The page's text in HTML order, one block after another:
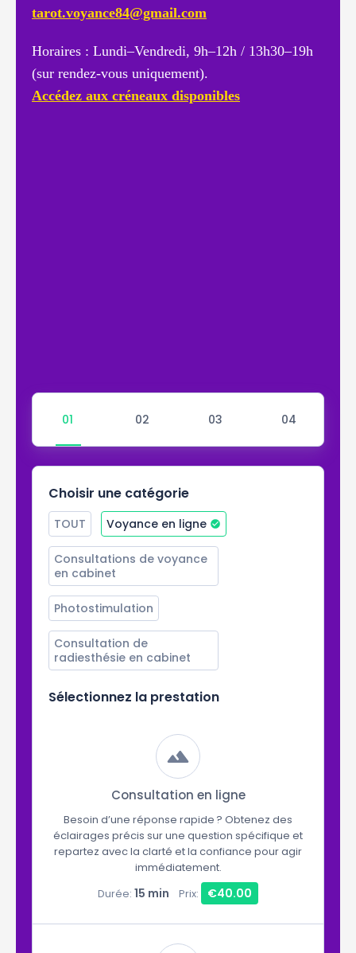
tarot.voyance84@gmail.com
Horaires : Lundi–Vendredi, 9h–12h / 13h30–19h
(sur rendez-vous uniquement).
Accédez aux créneaux disponibles
Choisir une catégorie
TOUT Voyance en ligne
Consultations de voyance
en cabinet
Photostimulation
Consultation de
radiesthésie en cabinet
Sélectionnez la prestation
Consultation en ligne
Besoin d’une réponse rapide ? Obtenez des
éclairages précis sur une question spécifique et
repartez avec la clarté et la confiance pour agir
immédiatement.
Durée: 15 min Prix: €40.00